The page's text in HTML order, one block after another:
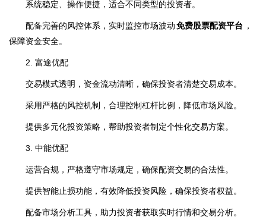
系统稳定、操作便捷，适合不同类型的投资者。
配备完善的风控体系，实时监控市场波动免费股票配资平台 ，
保障资金安全。
2. 富途优配
交易模式透明，资金流动清晰，确保投资者清楚交易成本。
采用严格的风控机制，合理控制杠杆比例，降低市场风险。
提供多元化投资策略，帮助投资者制定个性化交易方案。
3. 中能优配
运营合规，严格遵守市场规定，确保配资交易的合法性。
提供智能止损功能，有效降低投资风险，确保投资者权益。
配备市场分析工具，助力投资者获取实时行情和交易分析。